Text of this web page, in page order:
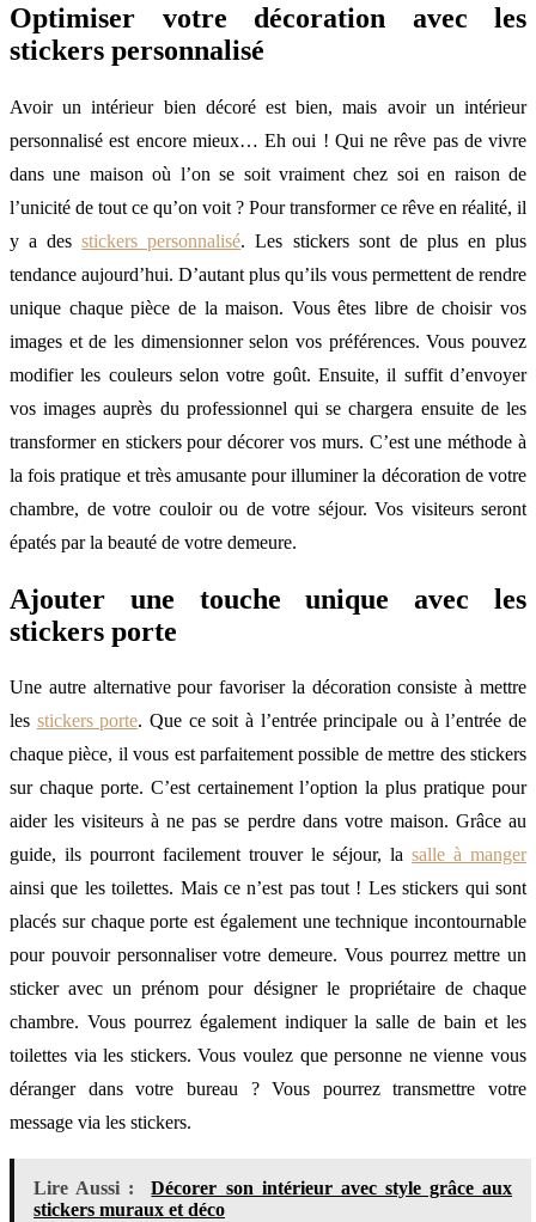
Optimiser votre décoration avec les
stickers personnalisé
Avoir un intérieur bien décoré est bien, mais avoir un intérieur
personnalisé est encore mieux… Eh oui ! Qui ne rêve pas de vivre
dans une maison où l’on se soit vraiment chez soi en raison de
l’unicité de tout ce qu’on voit ? Pour transformer ce rêve en réalité, il
y a desstickers personnalisé. Les stickers sont de plus en plus
tendance aujourd’hui. D’autant plus qu’ils vous permettent de rendre
unique chaque pièce de la maison. Vous êtes libre de choisir vos
images et de les dimensionner selon vos préférences. Vous pouvez
modifier les couleurs selon votre goût. Ensuite, il suffit d’envoyer
vos images auprès du professionnel qui se chargera ensuite de les
transformer en stickers pour décorer vos murs. C’est une méthode à
la fois pratique et très amusante pour illuminer la décoration de votre
chambre, de votre couloir ou de votre séjour. Vos visiteurs seront
épatés par la beauté de votre demeure.
Ajouter une touche unique avec les
stickers porte
Une autre alternative pour favoriser la décoration consiste à mettre
les stickers porte. Que ce soit à l’entrée principale ou à l’entrée de
chaque pièce, il vous est parfaitement possible de mettre des stickers
sur chaque porte. C’est certainement l’option la plus pratique pour
aider les visiteurs à ne pas se perdre dans votre maison. Grâce au
guide, ils pourront facilement trouver le séjour, la salle à manger
ainsi que les toilettes. Mais ce n’est pas tout ! Les stickers qui sont
placés sur chaque porte est également une technique incontournable
pour pouvoir personnaliser votre demeure. Vous pourrez mettre un
sticker avec un prénom pour désigner le propriétaire de chaque
chambre. Vous pourrez également indiquer la salle de bain et les
toilettes via les stickers. Vous voulez que personne ne vienne vous
déranger dans votre bureau ? Vous pourrez transmettre votre
message via les stickers.
Lire Aussi :
Décorer son intérieur avec style grâce aux
stickers muraux et déco